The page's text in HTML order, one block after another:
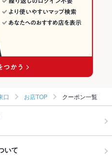
口 お店TOP クーポン一覧
いて